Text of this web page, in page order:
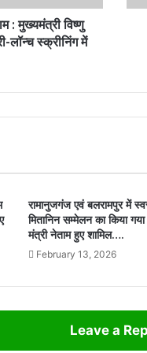
मुख्यमंत्री विष्णु
लॉन्च स्क्रीनिंग में
का
रामानुजगंज एवं बलरामपुर में
मितानिन सम्मेलन का किया
मंत्री नेताम हुए शामिल….
February 13, 2026
Leave a